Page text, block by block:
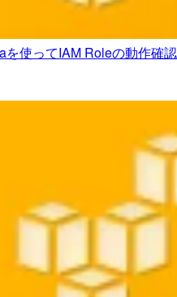
を使ってIAM Roleの動作確